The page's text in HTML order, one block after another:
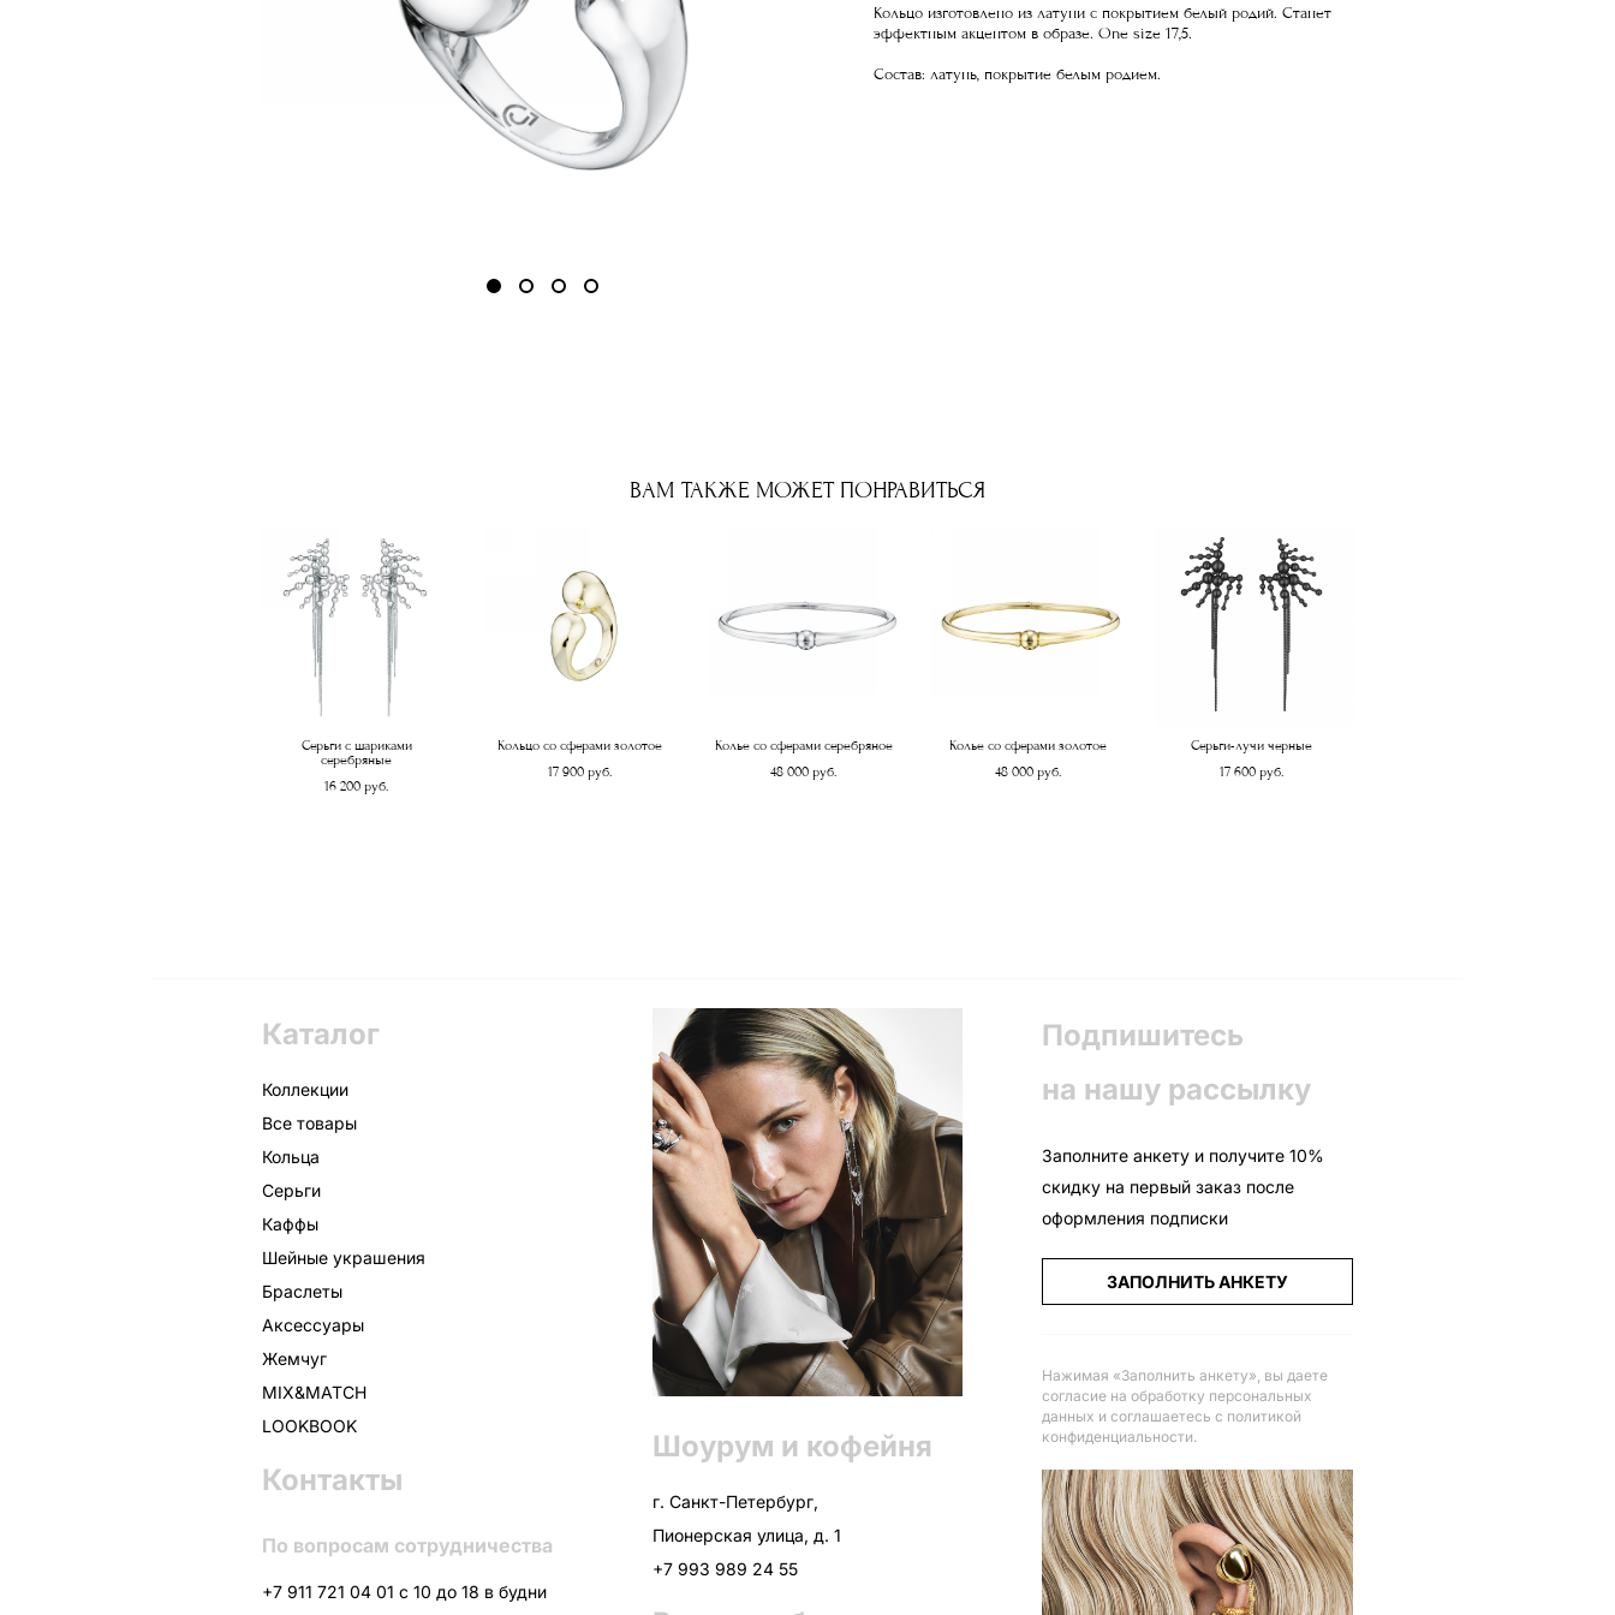
Кольцо изготовлено из латуни с покрытием белый родий. Станет
эффектным акцентом в образе. One size 17,5.
Состав: латунь, покрытие белым родием.
ВАМ ТАКЖЕ МОЖЕТ ПОНРАВИТЬСЯ
Серьги с шариками
серебряные
16 200 pуб.
Кольцо со сферами золотое
17 900 pуб.
Колье со сферами серебряное
48 000 pуб.
Колье со сферами золотое
48 000 pуб.
Серьги-лучи черные
17 600 pуб.
Каталог
Коллекции
Все товары
Кольца
Серьги
Каффы
Шейные украшения
Браслеты
Аксессуары
Жемчуг
MIX&MATCH
LOOKBOOK
Контакты
По вопросам сотрудничества
+7 911 721 04 01 с 10 до 18 в будни
Шоурум и кофейня
г. Санкт-Петербург,
Пионерская улица, д. 1
+7 993 989 24 55
Подпишитесь
на нашу рассылку
Заполните анкету и получите 10%
скидку на первый заказ после
оформления подписки
ЗАПОЛНИТЬ АНКЕТУ
Нажимая «Заполнить анкету», вы даете
согласие на обработку персональных
данных и соглашаетесь с политикой
конфиденциальности.